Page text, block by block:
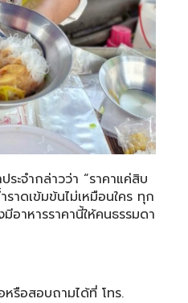
ะจำกล่าวว่า “ราคาแค่สิบ
าดเข้มข้นไม่เหมือนใคร ทุก
อาหารราคานี้ให้คนธรรมดา
รือสอบถามได้ที่ โทร.